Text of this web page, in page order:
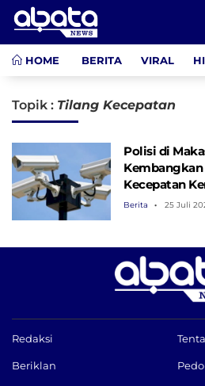
HOME BERITA VIRAL
Topik : Tilang Kecepatan
Polisi di
Kembangkan
Kecepatan
Berita 25 Juli
Redaksi
Beriklan